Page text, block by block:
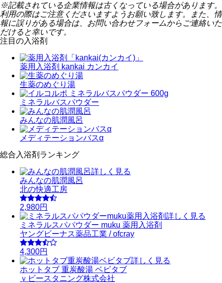
※記載されている企業情報は古くなっている場合があります。
利用の際はご注意くださいますようお願い致します。また、情
報に誤りがある場合は、お問い合わせフォームからご連絡いた
だけると幸いです。
注目の入浴剤
薬用入浴剤 kankai カンカイ
生薬のめぐり湯
ミネラルバスパウダー
みんなの肌潤風呂
メディテーションバスα
総合入浴剤ランキング
詳しく見る
みんなの肌潤風呂
北の快適工房
2,980円
詳しく見る
ミネラルスパパウダー muku 薬用入浴剤
ヤングビーナス薬品工業 / ofcray
4,300円
詳しく見る
ホットタブ 重炭酸湯 ベビタブ
ｖビースタニング株式会社